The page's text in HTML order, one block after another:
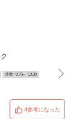
度数 -0.75~ -10.00
4参考になった